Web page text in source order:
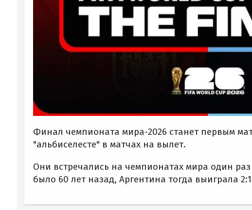
Финал чемпионата мира-2026 станет первым
"альбиселесте" в матчах на вылет.
Они встречались на чемпионатах мира один
было 60 лет назад, Аргентина тогда выиграла